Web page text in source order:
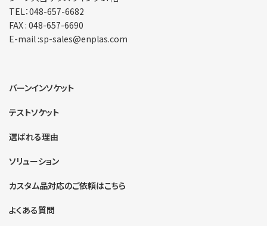
TEL：048-657-6682
FAX : 048-657-6690
E-mail :sp-sales@enplas.com
バーンインソケット
テストソケット
選ばれる理由
ソリューション
カスタム品対応のご依頼はこちら
よくある質問